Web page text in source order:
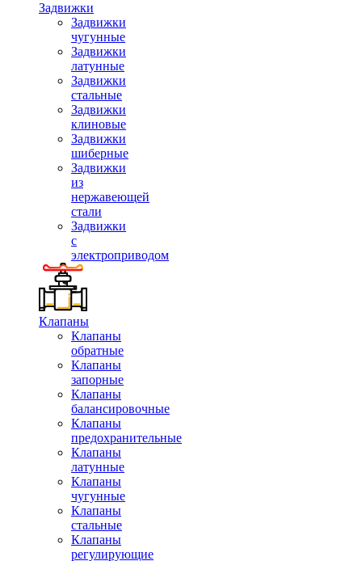
Задвижки
Задвижки
чугунные
Задвижки
латунные
Задвижки
стальные
Задвижки
клиновые
Задвижки
шиберные
Задвижки
из
нержавеющей
стали
Задвижки
с
электроприводом
Клапаны
Клапаны
обратные
Клапаны
запорные
Клапаны
балансировочные
Клапаны
предохранительные
Клапаны
латунные
Клапаны
чугунные
Клапаны
стальные
Клапаны
регулирующие